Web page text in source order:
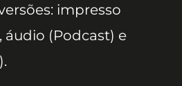
impresso
áudio (Podcast) e